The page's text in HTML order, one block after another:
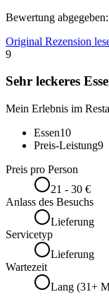
Bewertung abgegeben:
Original Rezension
9
Sehr leckeres
Mein Erlebnis im
Essen10
Preis-Leistung9
Preis pro Person
21 - 30 €
Anlass des Besuchs
Lieferung
Servicetyp
Lieferung
Wartezeit
Lang (31+